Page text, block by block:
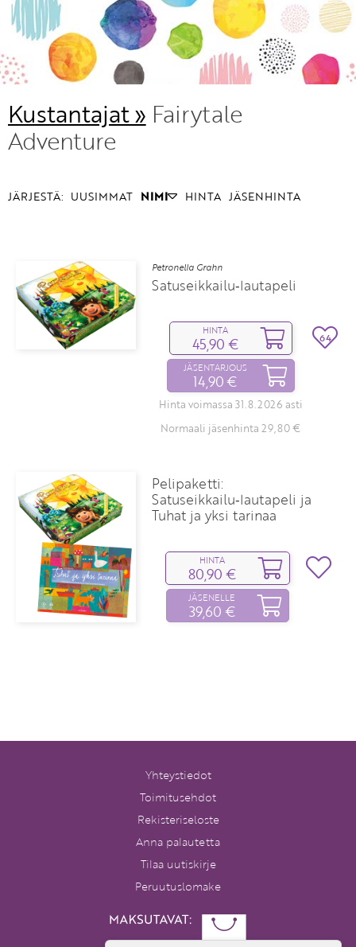
Kustantajat » Fairytale
Adventure
JÄRJESTÄ: UUSIMMAT NIMI HINTA JÄSENHINTA
Petronella Grahn
Satuseikkailu‑lautapeli
HINTA
45,90 €
JÄSENTARJOUS
14,90 €
Hinta voimassa 31.8.2026 asti
Normaali jäsenhinta 29,80 €
64
Pelipaketti:
Satuseikkailu‑lautapeli ja
Tuhat ja yksi tarinaa
HINTA
80,90 €
JÄSENELLE
39,60 €
Yhteystiedot
Toimitusehdot
Rekisteriseloste
Anna palautetta
Tilaa uutiskirje
Peruutuslomake